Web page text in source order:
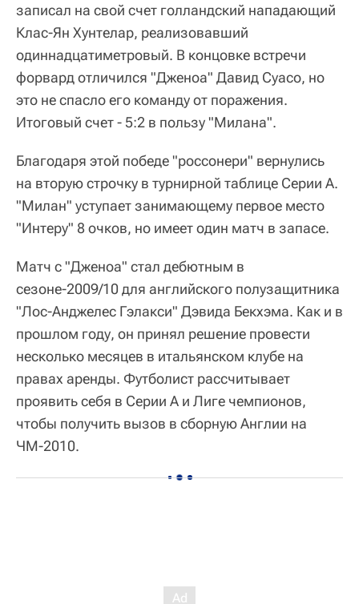
записал на свой счет голландский нападающий
Клас-Ян Хунтелар, реализовавший
одиннадцатиметровый. В концовке встречи
форвард отличился "Дженоа" Давид Суасо, но
это не спасло его команду от поражения.
Итоговый счет - 5:2 в пользу "Милана".
Благодаря этой победе "россонери" вернулись
на вторую строчку в турнирной таблице Серии А.
"Милан" уступает занимающему первое место
"Интеру" 8 очков, но имеет один матч в запасе.
Матч с "Дженоа" стал дебютным в
сезоне-2009/10 для английского полузащитника
"Лос-Анджелес Гэлакси" Дэвида Бекхэма. Как и в
прошлом году, он принял решение провести
несколько месяцев в итальянском клубе на
правах аренды. Футболист рассчитывает
проявить себя в Серии А и Лиге чемпионов,
чтобы получить вызов в сборную Англии на
ЧМ-2010.